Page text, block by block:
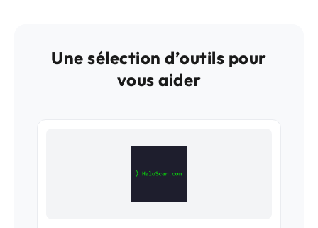
Une sélection d’outils pour
vous aider